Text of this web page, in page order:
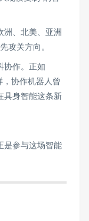
洲、北美、亚洲
攻关方向。
协作。正如
协作机器人曾
具身智能这条新
是参与这场智能